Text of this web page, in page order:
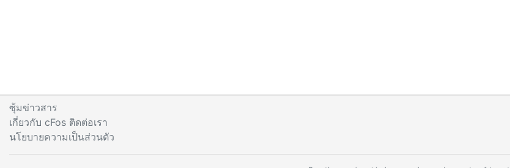
ซุ้มข่าวสาร
เกี่ยวกับ cFos ติดต่อเรา
นโยบายความเป็นส่วนตัว